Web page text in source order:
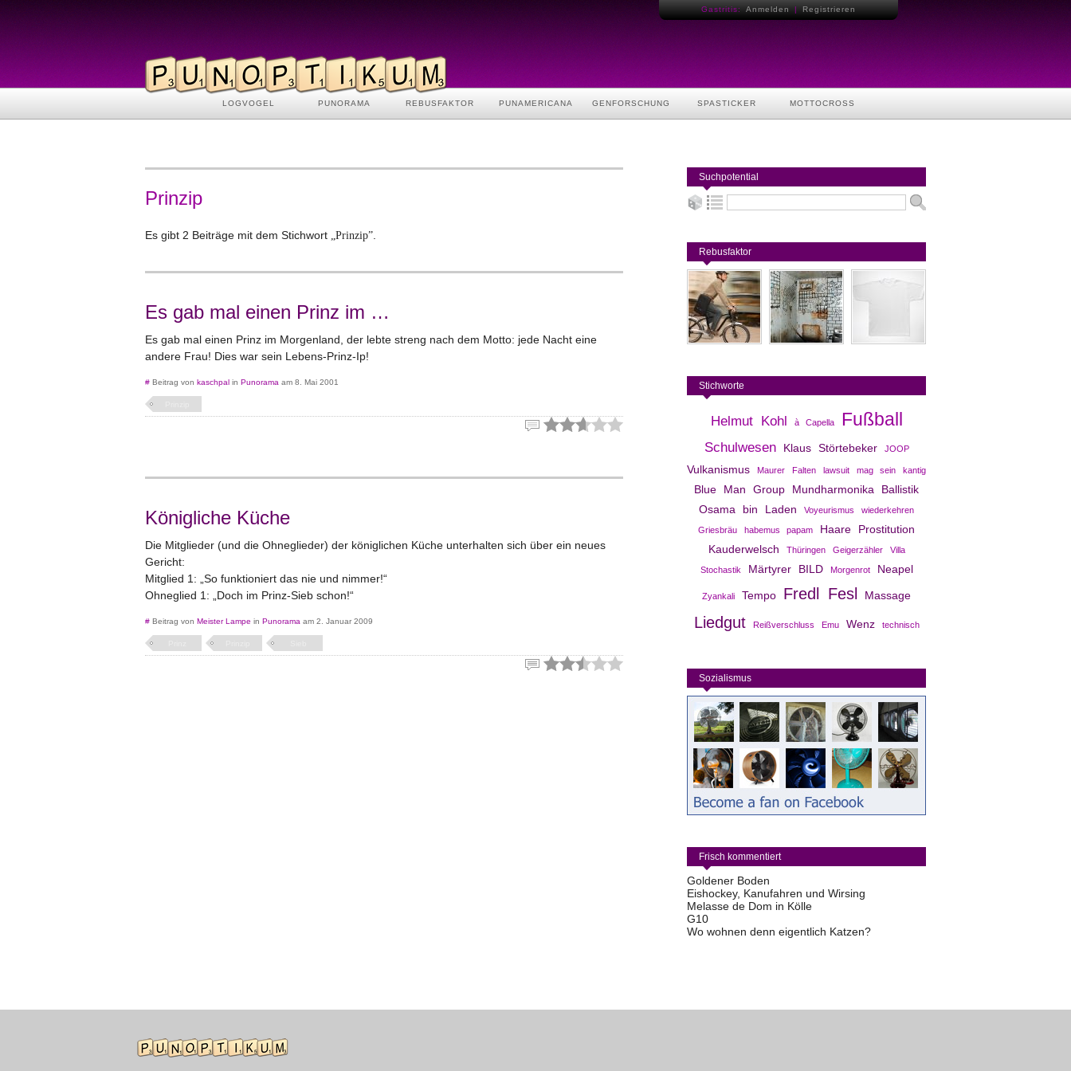
Gastritis: Anmelden | Registrieren
LOGVOGEL PUNORAMA REBUSFAKTOR PUNAMERICANA GENFORSCHUNG SPASTICKER MOTTOCROSS
Prinzip
Es gibt 2 Beiträge mit dem Stichwort „Prinzip”
Es gab mal einen Prinz im …
Es gab mal einen Prinz im Morgenland, der lebte streng nach dem Motto: jede Nacht eine
andere Frau! Dies war sein Lebens-Prinz-Ip!
# Beitrag von kaschpal in Punorama am 8. Mai 2001
Königliche Küche
Die Mitglieder (und die Ohneglieder) der königlichen Küche unterhalten sich über ein neues
Gericht:
Mitglied 1: „So funktioniert das nie und nimmer!“
Ohneglied 1: „Doch im Prinz-Sieb schon!“
# Beitrag von Meister Lampe in Punorama am 2. Januar 2009
Suchpotential
Rebusfaktor
Stichworte
Helmut Kohl à Capella Fußball
Schulwesen Klaus Störtebeker JOOP
Vulkanismus Maurer Falten lawsuit mag sein kantig
Blue Man Group Mundharmonika
Ballistik
Osama bin Laden
Voyeurismus wiederkehren
Griesbräu habemus papam Haare
Prostitution
Kauderwelsch
Thüringen Geigerzähler Villa
Stochastik Märtyrer BILD Morgenrot Neapel
Zyankali Tempo Fredl Fesl Massage
Liedgut Reißverschluss Emu Wenz technisch
Sozialismus
Frisch kommentiert
Goldener Boden
Eishockey, Kanufahren und Wirsing
Melasse de Dom in Kölle
G10
Wo wohnen denn eigentlich Katzen?